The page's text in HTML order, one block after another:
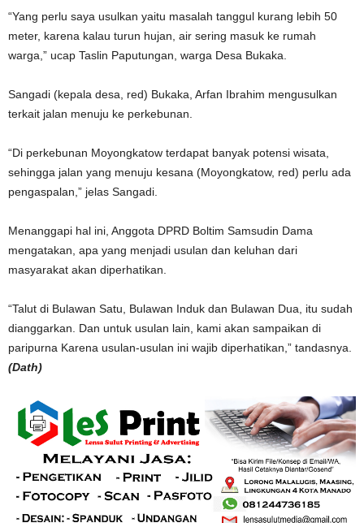
“Yang perlu saya usulkan yaitu masalah tanggul kurang lebih 50
meter, karena kalau turun hujan, air sering masuk ke rumah
warga,” ucap Taslin Paputungan, warga Desa Bukaka.
Sangadi (kepala desa, red) Bukaka, Arfan Ibrahim mengusulkan
terkait jalan menuju ke perkebunan.
“Di perkebunan Moyongkatow terdapat banyak potensi wisata,
sehingga jalan yang menuju kesana (Moyongkatow, red) perlu ada
pengaspalan,” jelas Sangadi.
Menanggapi hal ini, Anggota DPRD Boltim Samsudin Dama
mengatakan, apa yang menjadi usulan dan keluhan dari
masyarakat akan diperhatikan.
“Talut di Bulawan Satu, Bulawan Induk dan Bulawan Dua, itu sudah
dianggarkan. Dan untuk usulan lain, kami akan sampaikan di
paripurna Karena usulan-usulan ini wajib diperhatikan,” tandasnya.
(Dath)